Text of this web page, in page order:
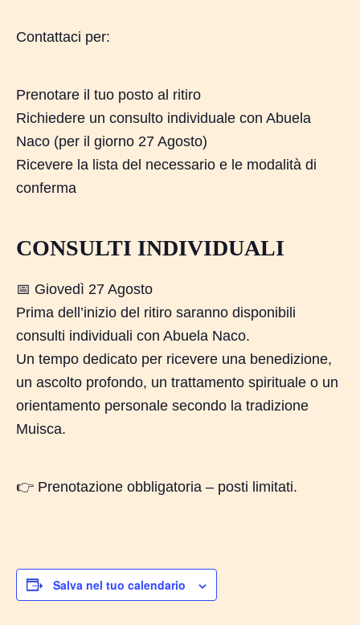
Contattaci per:
Prenotare il tuo posto al ritiro
Richiedere un consulto individuale con Abuela
Naco (per il giorno 27 Agosto)
Ricevere la lista del necessario e le modalità di
conferma
CONSULTI INDIVIDUALI
📅 Giovedì 27 Agosto
Prima dell’inizio del ritiro saranno disponibili
consulti individuali con Abuela Naco.
Un tempo dedicato per ricevere una benedizione,
un ascolto profondo, un trattamento spirituale o un
orientamento personale secondo la tradizione
Muisca.
👉 Prenotazione obbligatoria – posti limitati.
Salva nel tuo calendario